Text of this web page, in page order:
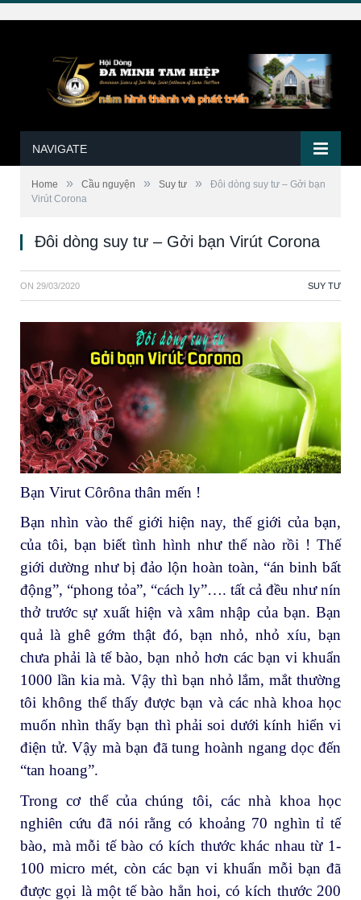
NAVIGATE
Home » Cầu nguyện » Suy tư »
Đôi dòng suy tư – Gởi bạn
Virút Corona
Đôi dòng suy tư – Gởi bạn Virút Corona
ON 29/03/2020 SUY TƯ
Bạn Virut Côrôna thân mến !
Bạn nhìn vào thế giới hiện nay, thế giới của bạn,
của tôi, bạn biết tình hình như thế nào rồi ! Thế
giới dường như bị đảo lộn hoàn toàn, “án binh bất
động”, “phong tỏa”, “cách ly”…. tất cả đều như nín
thở trước sự xuất hiện và xâm nhập của bạn. Bạn
quả là ghê gớm thật đó, bạn nhỏ, nhỏ xíu, bạn
chưa phải là tế bào, bạn nhỏ hơn các bạn vi khuẩn
1000 lần kia mà. Vậy thì bạn nhỏ lắm, mắt thường
tôi không thể thấy được bạn và các nhà khoa học
muốn nhìn thấy bạn thì phải soi dưới kính hiển vi
điện tử. Vậy mà bạn đã tung hoành ngang dọc đến
“tan hoang”.
Trong cơ thể của chúng tôi, các nhà khoa học
nghiên cứu đã nói rằng có khoảng 70 nghìn tỉ tế
bào, mà mỗi tế bào có kích thước khác nhau từ 1-
100 micro mét, còn các bạn vi khuẩn mỗi bạn đã
được gọi là một tế bào hẳn hoi, có kích thước 200